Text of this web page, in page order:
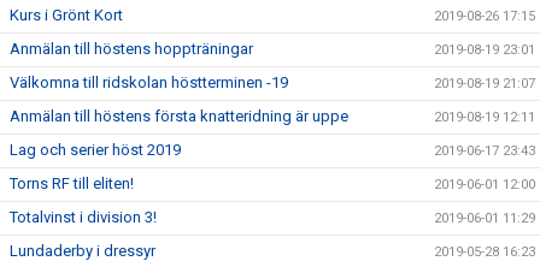
Kurs i Grönt Kort 2019-08-26 17:15
Anmälan till höstens hoppträningar 2019-08-19 23:01
Välkomna till ridskolan höstterminen -19 2019-08-19 21:07
Anmälan till höstens första knatteridning är uppe 2019-08-19 12:11
Lag och serier höst 2019 2019-06-17 23:43
Torns RF till eliten! 2019-06-01 12:00
Totalvinst i division 3! 2019-06-01 11:29
Lundaderby i dressyr 2019-05-28 16:23